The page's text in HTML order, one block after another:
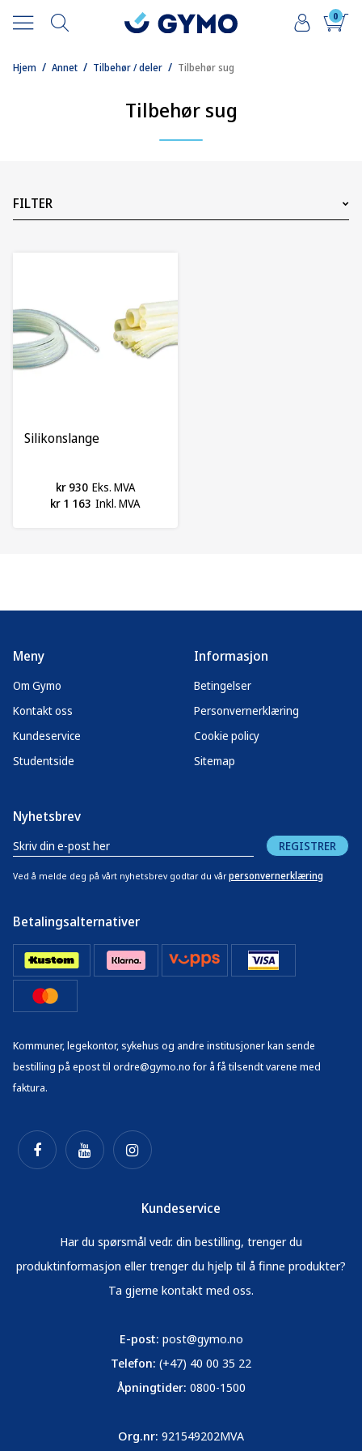
0
/
Hjem /
Annet /
Tilbehør / deler Tilbehør sug
Tilbehør sug
FILTER
Silikonslange
kr 930 Eks. MVA
kr 1 163 Inkl. MVA
Meny
Om Gymo
Kontakt oss
Kundeservice
Studentside
Informasjon
Betingelser
Personvernerklæring
Cookie policy
Sitemap
Nyhetsbrev
REGISTRER
Ved å melde deg på vårt nyhetsbrev godtar du vår personvernerklæring
Betalingsalternativer
Kommuner, legekontor, sykehus og andre institusjoner kan sende
bestilling på epost til ordre@gymo.no for å få tilsendt varene med
faktura.
Kundeservice
Har du spørsmål vedr. din bestilling, trenger du
produktinformasjon eller trenger du hjelp til å finne produkter?
Ta gjerne kontakt med oss.
E-post: post@gymo.no
Telefon: (+47) 40 00 35 22
Åpningtider: 0800-1500
Org.nr: 921549202MVA